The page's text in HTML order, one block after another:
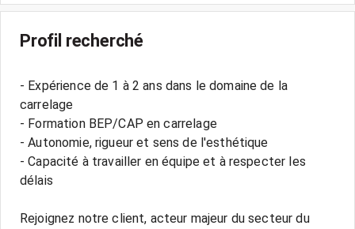
Profil recherché
- Expérience de 1 à 2 ans dans le domaine de la
carrelage
- Formation BEP/CAP en carrelage
- Autonomie, rigueur et sens de l'esthétique
- Capacité à travailler en équipe et à respecter les
délais
Rejoignez notre client, acteur majeur du secteur du